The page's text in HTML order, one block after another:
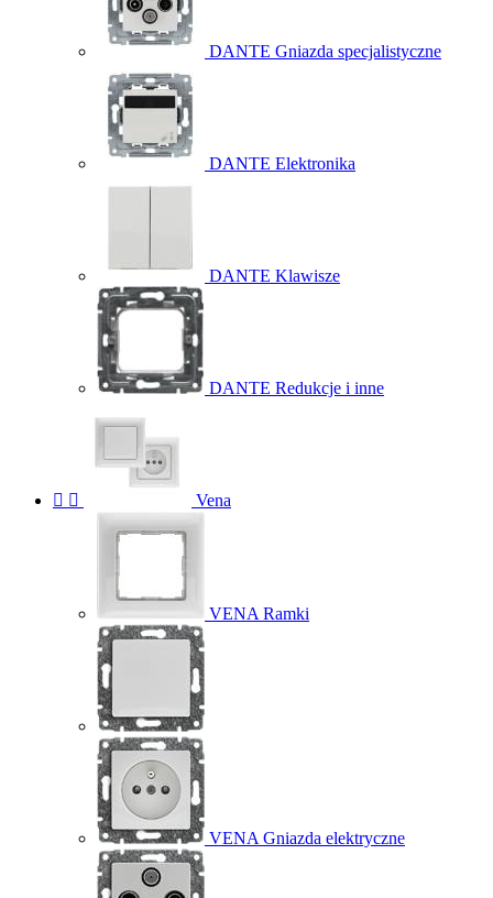
DANTE Gniazda specjalistyczne
DANTE Elektronika
DANTE Klawisze
DANTE Redukcje i inne
  Vena
VENA Ramki
VENA Gniazda elektryczne